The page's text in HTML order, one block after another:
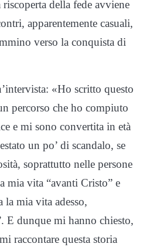
riscoperta della fede avviene
apparentemente casuali,
verso la conquista di
«Ho scritto questo
percorso che ho compiuto
e mi sono convertita in età
un po’ di scandalo, se
soprattutto nelle persone
mia vita “avanti Cristo” e
mia vita adesso,
E dunque mi hanno chiesto,
raccontare questa storia